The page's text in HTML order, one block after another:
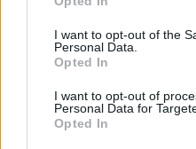
I want to opt-out of the
Personal Data.
Opted In
I want to opt-out of
Personal Data for
Opted In
Τα φρούτα που επιλέγουν 4
έλεγχο του σακχάρου
03:34
Το απολαυστικό βίντεο
μητέρα της